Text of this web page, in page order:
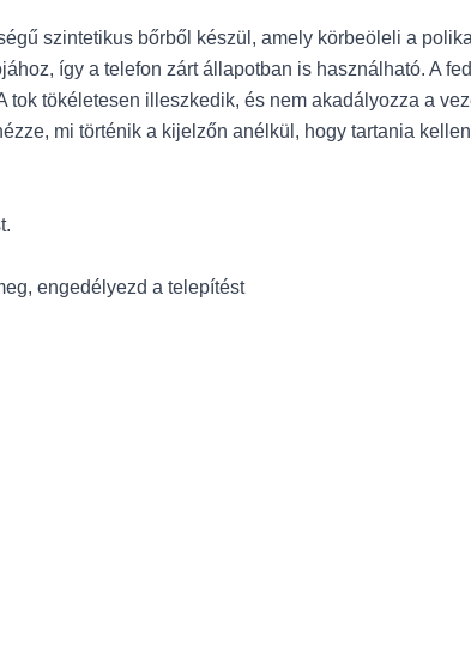
szintetikus bőrből készül, amely körbeöleli a
így a telefon zárt állapotban is használható. A
tökéletesen illeszkedik, és nem akadályozza a
mi történik a kijelzőn anélkül, hogy tartania
engedélyezd a telepítést